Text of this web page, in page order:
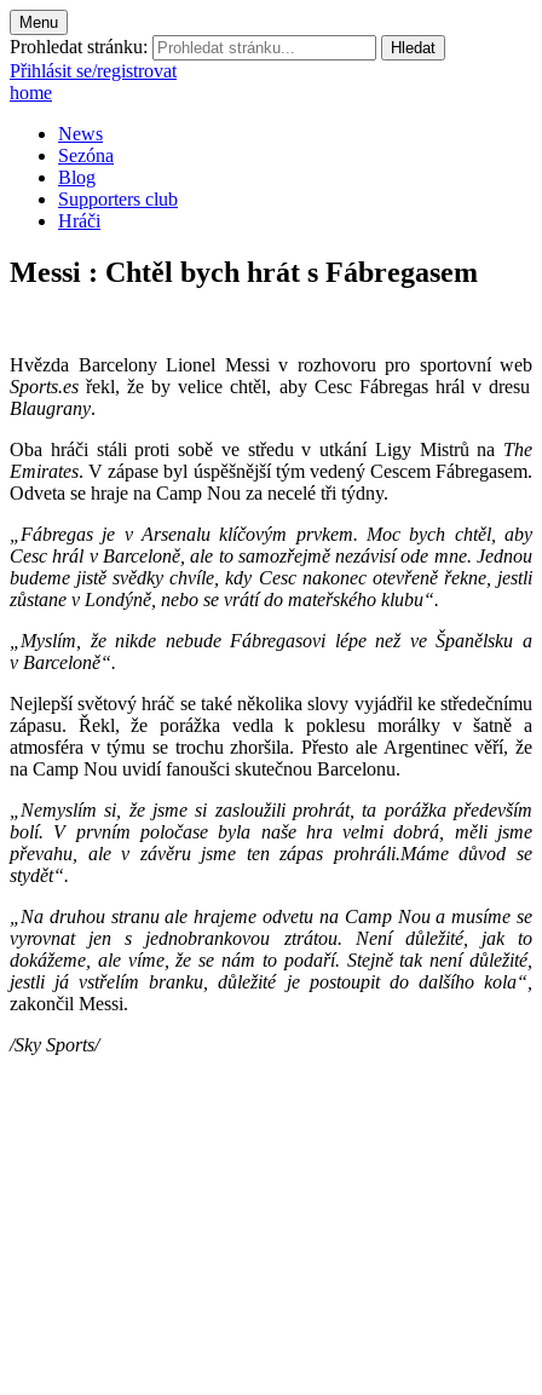
Menu
Prohledat stránku:
Přihlásit se/registrovat
home
News
Sezóna
Blog
Supporters club
Hráči
Messi : Chtěl bych hrát s Fábregasem
Hvězda Barcelony Lionel Messi v rozhovoru pro sportovní web
Sports.es řekl, že by velice chtěl, aby Cesc Fábregas hrál v dresu
Blaugrany.
Oba hráči stáli proti sobě ve středu v utkání Ligy Mistrů na The
Emirates. V zápase byl úspěšnější tým vedený Cescem Fábregasem.
Odveta se hraje na Camp Nou za necelé tři týdny.
„Fábregas je v Arsenalu klíčovým prvkem. Moc bych chtěl, aby
Cesc hrál v Barceloně, ale to samozřejmě nezávisí ode mne. Jednou
budeme jistě svědky chvíle, kdy Cesc nakonec otevřeně řekne, jestli
zůstane v Londýně, nebo se vrátí do mateřského klubu“.
„Myslím, že nikde nebude Fábregasovi lépe než ve Španělsku a
v Barceloně“.
Nejlepší světový hráč se také několika slovy vyjádřil ke středečnímu
zápasu. Řekl, že porážka vedla k poklesu morálky v šatně a
atmosféra v týmu se trochu zhoršila. Přesto ale Argentinec věří, že
na Camp Nou uvidí fanoušci skutečnou Barcelonu.
„Nemyslím si, že jsme si zasloužili prohrát, ta porážka především
bolí. V prvním poločase byla naše hra velmi dobrá, měli jsme
převahu, ale v závěru jsme ten zápas prohráli.Máme důvod se
stydět“.
„Na druhou stranu ale hrajeme odvetu na Camp Nou a musíme se
vyrovnat jen s jednobrankovou ztrátou. Není důležité, jak to
dokážeme, ale víme, že se nám to podaří. Stejně tak není důležité,
jestli já vstřelím branku, důležité je postoupit do dalšího kola“,
zakončil Messi.
/Sky Sports/